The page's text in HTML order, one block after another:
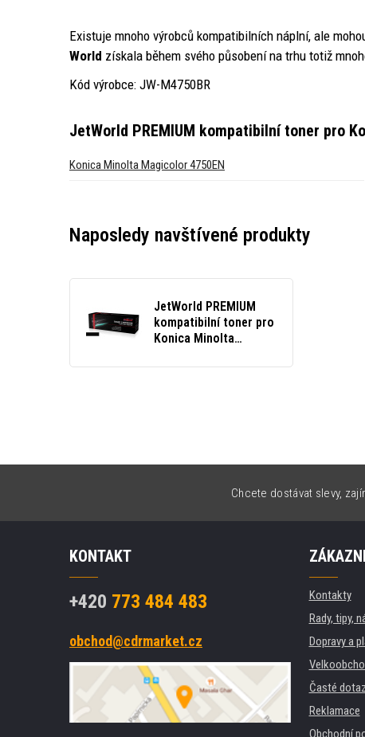
Existuje mnoho výrobců kompatibilních náplní, ale
World získala během svého působení na trhu totiž
Kód výrobce: JW-M4750BR
JetWorld PREMIUM kompatibilní toner pro
Konica Minolta Magicolor 4750EN
Naposledy navštívené produkty
JetWorld PREMIUM
kompatibilní toner pro
Konica Minolta
Chcete dostávat slevy,
KONTAKT
+420 773 484 483
obchod@cdrmarket.cz
Kontakty
Rady, tipy,
Dopravy a
Časté
Reklamace
Obchodní